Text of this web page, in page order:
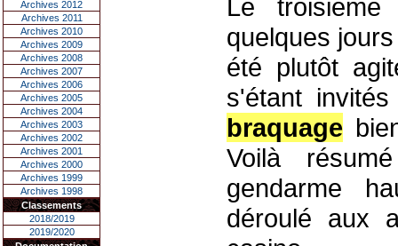
Archives 2012
Archives 2011
Archives 2010
Archives 2009
Archives 2008
Archives 2007
Archives 2006
Archives 2005
Archives 2004
Archives 2003
Archives 2002
Archives 2001
Archives 2000
Archives 1999
Archives 1998
Classements
2018/2019
2019/2020
Le
quelques
été plutôt
s'étant
braquage
Voilà
gendarme
déroulé aux